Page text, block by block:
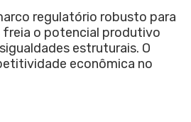
regulatório robusto para
o potencial produtivo
estruturais. O
econômica no